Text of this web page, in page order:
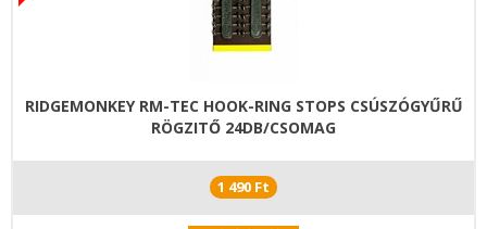
RIDGEMONKEY RM-TEC HOOK-RING STOPS CSÚSZÓGYŰRŰ
RÖGZITŐ 24DB/CSOMAG
1 490 Ft